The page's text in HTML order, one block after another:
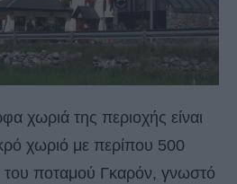
χωριά της περιοχής είναι
χωριό με περίπου 500
του ποταμού Γκαρόν, γνωστό